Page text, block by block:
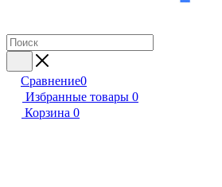
Сравнение0
Избранные товары 0
Корзина 0